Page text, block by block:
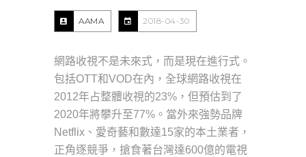
AAMA 2018-04-30
網路收視不是未來式，而是現在進行式。
包括OTT和VOD在內，全球網路收視在
2012年占整體收視的23%，但預估到了
2020年將攀升至77%。當外來強勢品牌
Netflix、愛奇藝和數達15家的本土業者，
正角逐競爭，搶食著台灣達600億的電視